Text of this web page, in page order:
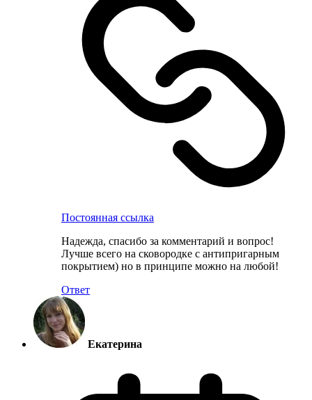
Постоянная ссылка
Надежда, спасибо за комментарий и вопрос!
Лучше всего на сковородке с антипригарным
покрытием) но в принципе можно на любой!
Ответ
Екатерина